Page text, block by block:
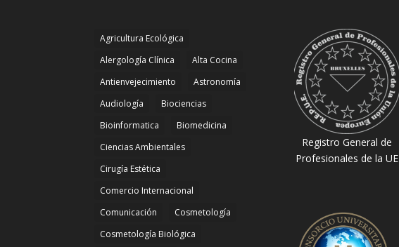
Agricultura Ecológica
Alergología Clínica
Alta Cocina
Antienvejecimiento
Astronomía
Audiología
Biociencias
Bioinformatica
Biomedicina
Ciencias Ambientales
Cirugía Estética
Comercio Internacional
Comunicación
Cosmetología
Cosmetología Biológica
Registro General de
Profesionales de la UE